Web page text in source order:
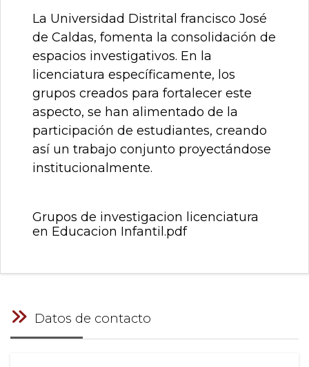
La Universidad Distrital francisco José
de Caldas, fomenta la consolidación de
espacios investigativos. En la
licenciatura específicamente, los
grupos creados para fortalecer este
aspecto, se han alimentado de la
participación de estudiantes, creando
así un trabajo conjunto proyectándose
institucionalmente.
Grupos de investigacion licenciatura
en Educacion Infantil.pdf
Datos de contacto